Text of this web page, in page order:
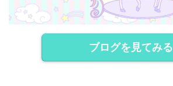
ブログを見てみる